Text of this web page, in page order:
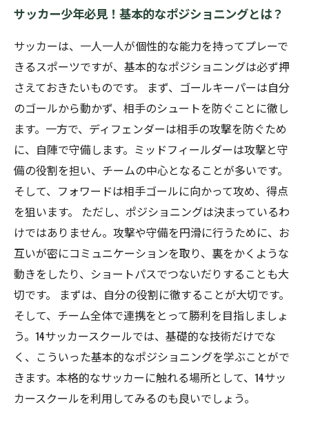
サッカー少年必見！基本的なポジショニングとは？
サッカーは、一人一人が個性的な能力を持ってプレーで
きるスポーツですが、基本的なポジショニングは必ず押
さえておきたいものです。 まず、ゴールキーパーは自分
のゴールから動かず、相手のシュートを防ぐことに徹し
ます。一方で、ディフェンダーは相手の攻撃を防ぐため
に、自陣で守備します。ミッドフィールダーは攻撃と守
備の役割を担い、チームの中心となることが多いです。
そして、フォワードは相手ゴールに向かって攻め、得点
を狙います。 ただし、ポジショニングは決まっているわ
けではありません。攻撃や守備を円滑に行うために、お
互いが密にコミュニケーションを取り、裏をかくような
動きをしたり、ショートパスでつないだりすることも大
切です。 まずは、自分の役割に徹することが大切です。
そして、チーム全体で連携をとって勝利を目指しましょ
う。14サッカースクールでは、基礎的な技術だけでな
く、こういった基本的なポジショニングを学ぶことがで
きます。本格的なサッカーに触れる場所として、14サッ
カースクールを利用してみるのも良いでしょう。